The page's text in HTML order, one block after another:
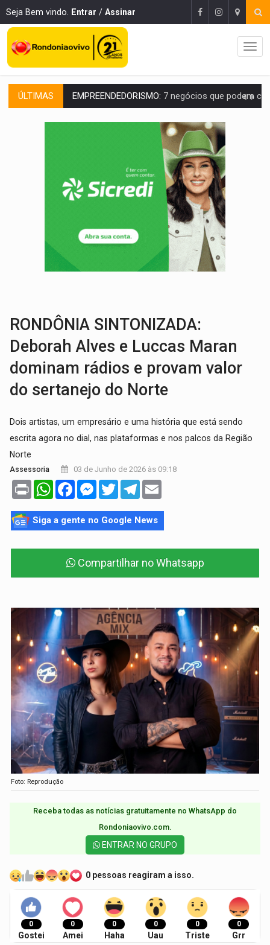
Seja Bem vindo. Entrar / Assinar
ÚLTIMAS GIGANTE DA AMÉRICA:Brasil reúne dimensão continental e posição
INDEPENDÊNCIA:10 dicas importantes para quem quer
Cientistas descobrem nova espécie de rã em florestas
Vai comprar celular usado? Veja como consultar o
AMOR PERDIDO DÓI: Luto amoroso não tem prazo, mas exige
Empresas de Xangai aprimoram robôs de IA incorporada
PROTEGE A TERRA: China descobre como explodir asteroide com
VÍDEO: Motociclista morre após bater na traseira de
RONDÔNIA SINTONIZADA:
Deborah Alves e Luccas Maran
dominam rádios e provam valor
do sertanejo do Norte
Dois artistas, um empresário e uma história que está sendo
escrita agora no dial, nas plataformas e nos palcos da Região
Norte
Assessoria 03 de Junho de 2026 às 09:18
Print WhatsAppFacebookMessenger
TwitterTelegram
Siga a gente no Google News
Compartilhar no Whatsapp
Foto: Reprodução
Receba todas as notícias gratuitamente no WhatsApp do
Rondoniaovivo.com.​
ENTRAR NO GRUPO
0 pessoas reagiram a isso.
0
Gostei
0
Amei
0
Haha
0
Uau
0
Triste
0
Grr